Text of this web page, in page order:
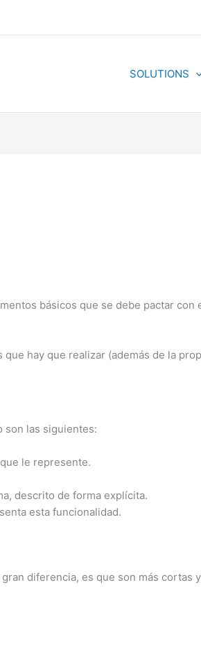
SOLUTIONS
básicos que se debe pactar
hay que realizar (además de la
son las siguientes:
le represente.
descrito de forma explícita.
esta funcionalidad.
diferencia, es que son más